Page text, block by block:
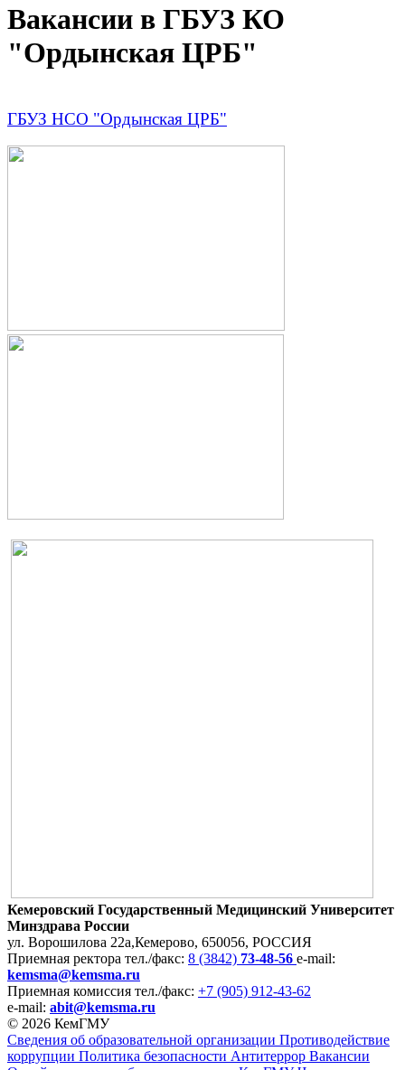
Вакансии в ГБУЗ КО
"Ордынская ЦРБ"
ГБУЗ НСО "Ордынская ЦРБ"
Кемеровский Государственный Медицинский Университет
Минздрава России
ул. Ворошилова 22а,Кемерово, 650056, РОССИЯ
Приемная ректора тел./факс: 8 (3842) 73-48-56 e-mail:
kemsma@kemsma.ru
Приемная комиссия тел./факс: +7 (905) 912-43-62
e-mail: abit@kemsma.ru
© 2026 КемГМУ
Сведения об образовательной организации Противодействие
коррупции Политика безопасности Антитеррор Вакансии